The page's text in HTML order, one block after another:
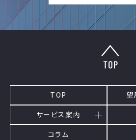
TOP
望
サービス案内
コラム